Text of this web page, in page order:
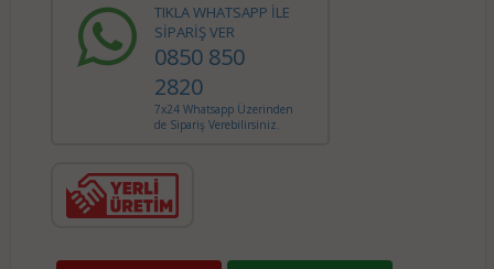
TIKLA WHATSAPP İLE
SİPARİŞ VER
0850 850
2820
7x24 Whatsapp Üzerinden
de Sipariş Verebilirsiniz.